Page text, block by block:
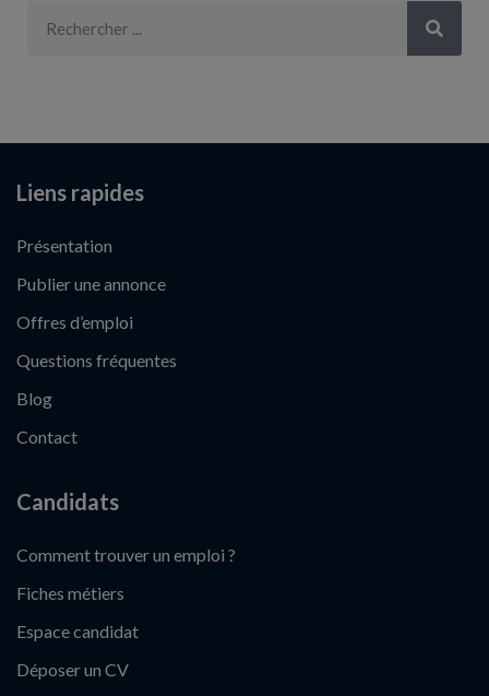
Liens rapides
Présentation
Publier une annonce
Offres d’emploi
Questions fréquentes
Blog
Contact
Candidats
Comment trouver un emploi ?
Fiches métiers
Espace candidat
Déposer un CV